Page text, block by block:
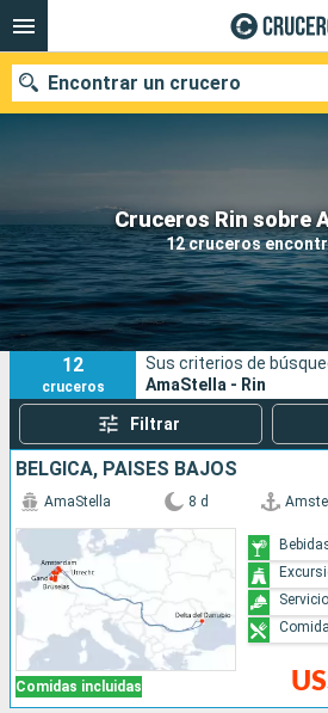
Cruceros Rin sobre
12 cruceros
Encontrar un crucero
Nuestros destinos
Fecha de salida
Puertos
12
cruceros
Sus criterios de
AmaStella - Rin
Filtrar
BÉLGICA, PAISES BAJOS
Comidas incluidas
AmaStella 8 d